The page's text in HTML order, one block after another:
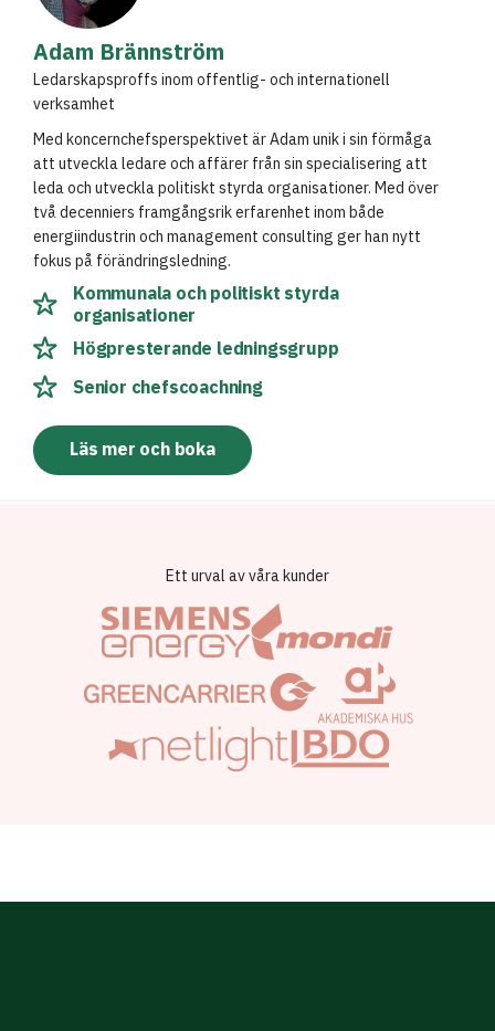
Adam Brännström
Ledarskapsproffs inom offentlig- och internationell
verksamhet
Med koncernchefsperspektivet är Adam unik i sin förmåga
att utveckla ledare och affärer från sin specialisering att
leda och utveckla politiskt styrda organisationer. Med över
två decenniers framgångsrik erfarenhet inom både
energiindustrin och management consulting ger han nytt
fokus på förändringsledning.
Kommunala och politiskt styrda
organisationer
Högpresterande ledningsgrupp
Senior chefscoachning
Läs mer och boka
Ett urval av våra kunder